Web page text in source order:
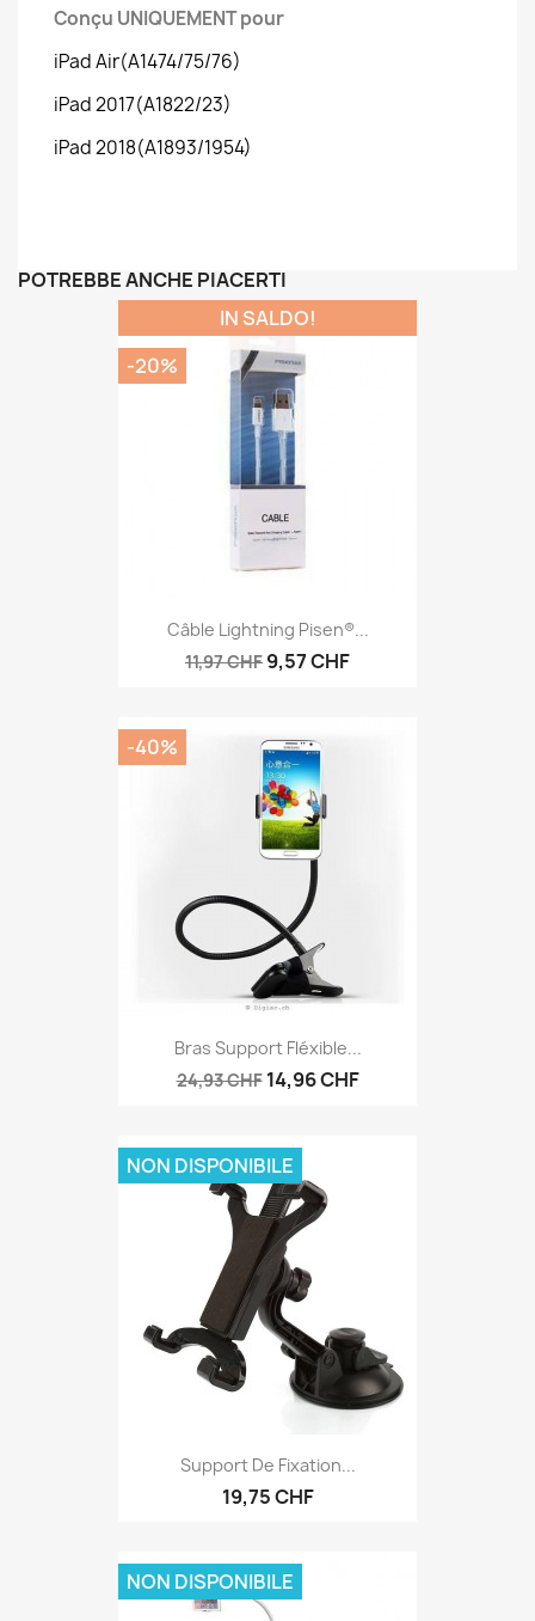
Conçu UNIQUEMENT pour
iPad Air(A1474/75/76)
iPad 2017(A1822/23)
iPad 2018(A1893/1954)
POTREBBE ANCHE PIACERTI
Câble Lightning Pisen®...
11,97 CHF 9,57 CHF
IN SALDO!
-20%
Bras Support Fléxible...
24,93 CHF 14,96 CHF
-40%
Support De Fixation...
19,75 CHF
NON DISPONIBILE
NON DISPONIBILE